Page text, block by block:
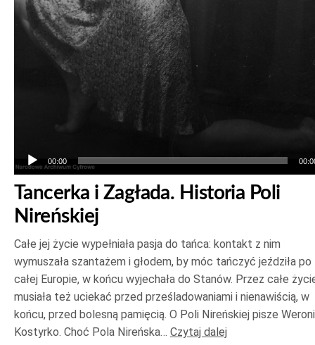
00:00
Tancerka i Zagłada. Historia Poli
Nireńskiej
Całe jej życie wypełniała pasja do tańca: kontakt z nim
wymuszała szantażem i głodem, by móc tańczyć jeździła po
całej Europie, w końcu wyjechała do Stanów. Przez całe
musiała też uciekać przed prześladowaniami i nienawiścią, w
końcu, przed bolesną pamięcią. O Poli Nireńskiej pisze
Kostyrko. Choć Pola Nireńska… Czytaj dalej